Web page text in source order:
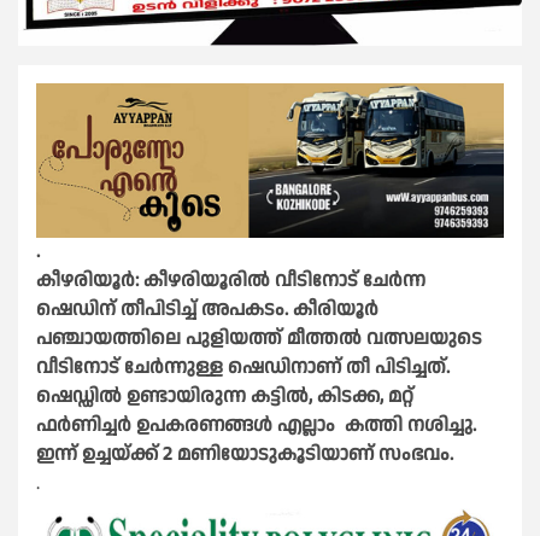
.
കീഴരിയൂർ: കീഴരിയൂരിൽ വീടിനോട് ചേർന്ന
ഷെഡിന് തീപിടിച്ച് അപകടം. കീരിയൂർ
പഞ്ചായത്തിലെ പുളിയത്ത് മീത്തൽ വത്സലയുടെ
വീടിനോട് ചേർന്നുള്ള ഷെഡിനാണ് തീ പിടിച്ചത്.
ഷെഡ്ഡിൽ ഉണ്ടായിരുന്ന കട്ടിൽ, കിടക്ക, മറ്റ്
ഫർണിച്ചർ ഉപകരണങ്ങൾ എല്ലാം കത്തി നശിച്ചു.
ഇന്ന് ഉച്ചയ്ക്ക് 2 മണിയോടുകൂടിയാണ് സംഭവം.
.